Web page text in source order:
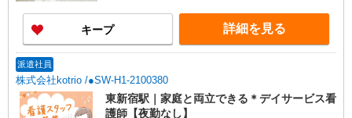
キープ 詳細を見る
派遣社員
株式会社kotrio /●SW-H1-2100380
東新宿駅｜家庭と両立できる＊デイサービス看
護師【夜勤なし】